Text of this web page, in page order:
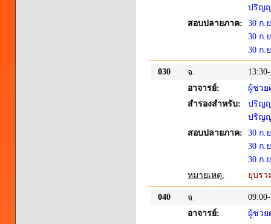
ปริญญ
สอบปลายภาค:
30 ก.
30 ก.
30 ก.
030 จ.
อาจารย์:
ผู้ช่วย
สำรองสำหรับ:
ปริญญ
ปริญญ
สอบปลายภาค:
30 ก.
30 ก.
30 ก.
หมายเหตุ:
ยุบรว
040 จ.
อาจารย์:
ผู้ช่วย